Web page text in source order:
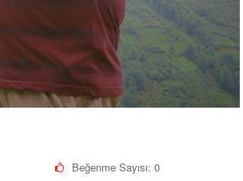
Beğenme Sayısı:0